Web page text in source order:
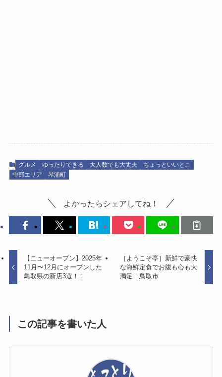
グルメ ゆったりできる 大人数でも大丈夫
ちょっといいとこ
中部エリア
琴浦町
よかったらシェアしてね！
【ニューオープン】2025年
11月〜12月にオープンした
鳥取県の新店3選！！
［ようこそ亭］新鮮で豪快
な海鮮定食でお腹も心も大
満足｜鳥取市
この記事を書いた人